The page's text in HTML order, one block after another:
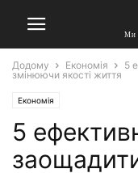
Ми
Додому Економія
5
змінюючи якості життя
Економія
5